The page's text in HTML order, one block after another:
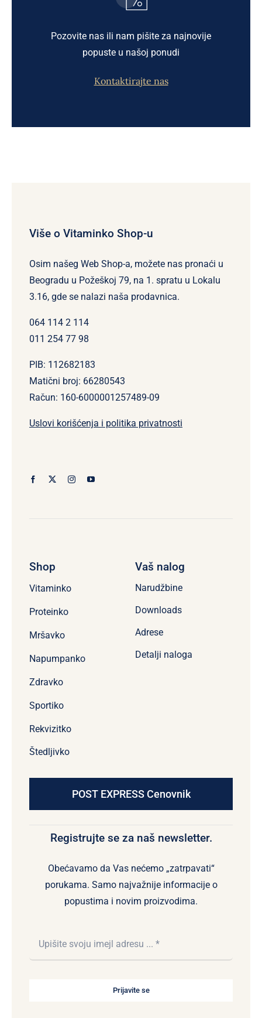
Pozovite nas ili nam pišite za najnovije
popuste u našoj ponudi
Kontaktirajte nas
Više o Vitaminko Shop-u
Osim našeg Web Shop-a, možete nas pronaći u
Beogradu u Požeškoj 79, na 1. spratu u Lokalu
3.16, gde se nalazi naša prodavnica.
064 114 2 114
011 254 77 98
PIB: 112682183
Matični broj: 66280543
Račun: 160-6000001257489-09
Uslovi korišćenja i politika privatnosti
Shop
Vitaminko
Proteinko
Mršavko
Napumpanko
Zdravko
Sportiko
Rekvizitko
Štedljivko
Vaš nalog
Narudžbine
Downloads
Adrese
Detalji naloga
POST EXPRESS Cenovnik
Registrujte se za naš newsletter.
Obećavamo da Vas nećemo „zatrpavati“
porukama. Samo najvažnije informacije o
popustima i novim proizvodima.
Prijavite se